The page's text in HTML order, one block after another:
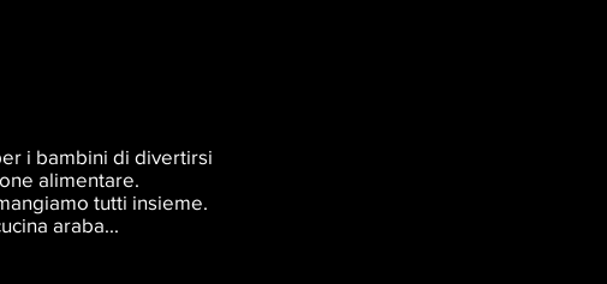
i bambini di divertirsi
alimentare.
tutti insieme.
araba...